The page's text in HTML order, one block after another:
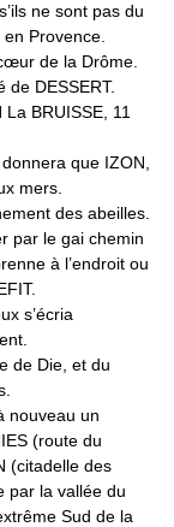
ne sont pas du
Provence.
de la Drôme.
de DESSERT.
BRUISSE, 11
que IZON,
mers.
des abeilles.
par le gai chemin
à l’endroit ou
s’écria
de Die, et du
nouveau un
(route du
(citadelle des
par la vallée du
Sud de la